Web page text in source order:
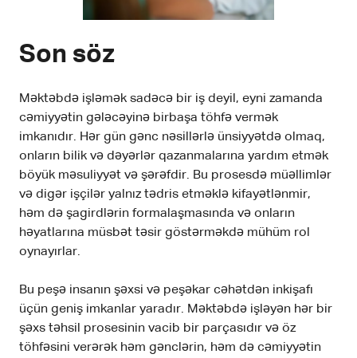
Son söz
Məktəbdə işləmək sadəcə bir iş deyil, eyni zamanda
cəmiyyətin gələcəyinə birbaşa töhfə vermək
imkanıdır. Hər gün gənc nəsillərlə ünsiyyətdə olmaq,
onların bilik və dəyərlər qazanmalarına yardım etmək
böyük məsuliyyət və şərəfdir. Bu prosesdə müəllimlər
və digər işçilər yalnız tədris etməklə kifayətlənmir,
həm də şagirdlərin formalaşmasında və onların
həyatlarına müsbət təsir göstərməkdə mühüm rol
oynayırlar.
Bu peşə insanın şəxsi və peşəkar cəhətdən inkişafı
üçün geniş imkanlar yaradır. Məktəbdə işləyən hər bir
şəxs təhsil prosesinin vacib bir parçasıdır və öz
töhfəsini verərək həm gənclərin, həm də cəmiyyətin